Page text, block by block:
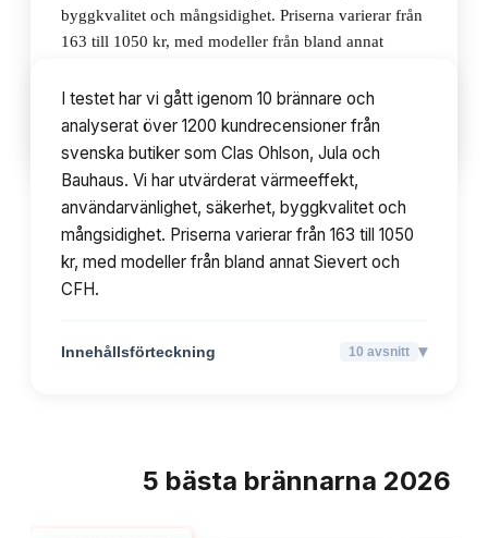
byggkvalitet och mångsidighet. Priserna varierar från
163 till 1050 kr, med modeller från bland annat
Innehållsförteckning 10avsnitt
I testet har vi gått igenom 10 brännare och
analyserat över 1200 kundrecensioner från
svenska butiker som Clas Ohlson, Jula och
Bauhaus. Vi har utvärderat värmeeffekt,
användarvänlighet, säkerhet, byggkvalitet och
mångsidighet. Priserna varierar från 163 till 1050
kr, med modeller från bland annat Sievert och
CFH.
Innehållsförteckning 10 avsnitt ▾
5 bästa brännarna 2026